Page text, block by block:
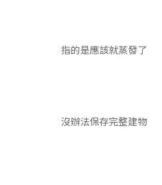
指的是應該就蒸發了
沒辦法保存完整建物